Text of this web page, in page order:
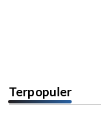
Terpopuler